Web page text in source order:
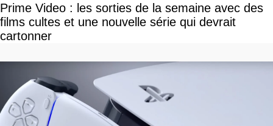
Prime Video : les sorties de la semaine avec des
films cultes et une nouvelle série qui devrait
cartonner